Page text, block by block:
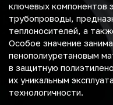
ключевых компонентов
трубопроводы,
теплоносителей, а
Особое значение
пенополиуретановым
в защитную
их уникальным
технологичности.